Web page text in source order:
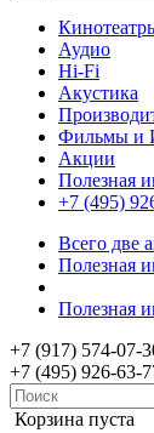
Аудио
Hi-Fi
Акустика
Фильмы и
Акции
Полезная
+7 (495)
Всего две
Полезная
Полезная
+7 (917) 574-07-
+7 (495) 926-63-
Корзина пуста